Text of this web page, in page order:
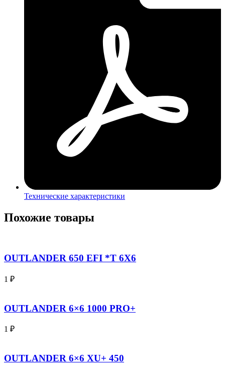
Технические характеристики
Похожие товары
OUTLANDER 650 EFI *T 6Х6
1 ₽
OUTLANDER 6×6 1000 PRO+
1 ₽
OUTLANDER 6×6 XU+ 450